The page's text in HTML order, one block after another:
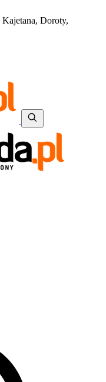
Kajetana, Doroty,